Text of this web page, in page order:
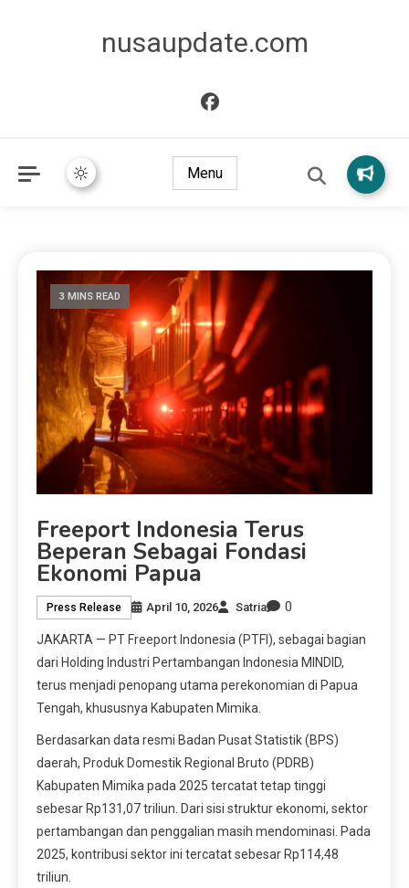
nusaupdate.com
Menu
3 MINS READ
Freeport Indonesia Terus
Beperan Sebagai Fondasi
Ekonomi Papua
Press Release April 10, 2026 Satria 0
JAKARTA — PT Freeport Indonesia (PTFI), sebagai bagian
dari Holding Industri Pertambangan Indonesia MINDID,
terus menjadi penopang utama perekonomian di Papua
Tengah, khususnya Kabupaten Mimika.
Berdasarkan data resmi Badan Pusat Statistik (BPS)
daerah, Produk Domestik Regional Bruto (PDRB)
Kabupaten Mimika pada 2025 tercatat tetap tinggi
sebesar Rp131,07 triliun. Dari sisi struktur ekonomi, sektor
pertambangan dan penggalian masih mendominasi. Pada
2025, kontribusi sektor ini tercatat sebesar Rp114,48
triliun.